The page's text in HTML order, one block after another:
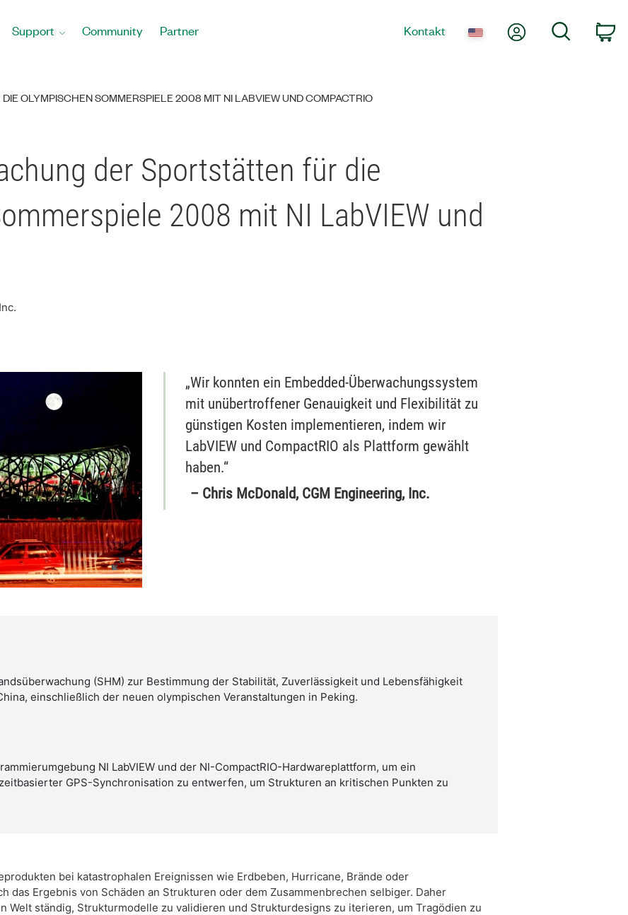
Support Community Partner Kontakt Mein KontoSuche
OLYMPISCHEN SOMMERSPIELE 2008 MIT NI LABVIEW UND COMPACTRIO
der Sportstätten für die
2008 mit NI LabVIEW und
„Wir konnten ein Embedded-Überwachungssystem
mit unübertroffener Genauigkeit und Flexibilität zu
günstigen Kosten implementieren, indem wir
LabVIEW und CompactRIO als Plattform gewählt
haben.“
– Chris McDonald, CGM Engineering, Inc.
(SHM) zur Bestimmung der Stabilität, Zuverlässigkeit und Lebensfähigkeit
einschließlich der neuen olympischen Veranstaltungen in Peking.
NI LabVIEW und der NI-CompactRIO-Hardwareplattform, um ein
GPS-Synchronisation zu entwerfen, um Strukturen an kritischen Punkten zu
bei katastrophalen Ereignissen wie Erdbeben, Hurricane, Brände oder
das Ergebnis von Schäden an Strukturen oder dem Zusammenbrechen selbiger. Daher
Welt ständig, Strukturmodelle zu validieren und Strukturdesigns zu iterieren, um Tragödien zu